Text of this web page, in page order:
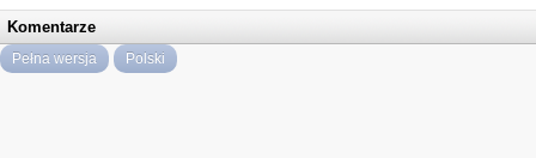
Komentarze
Pełna wersja Polski